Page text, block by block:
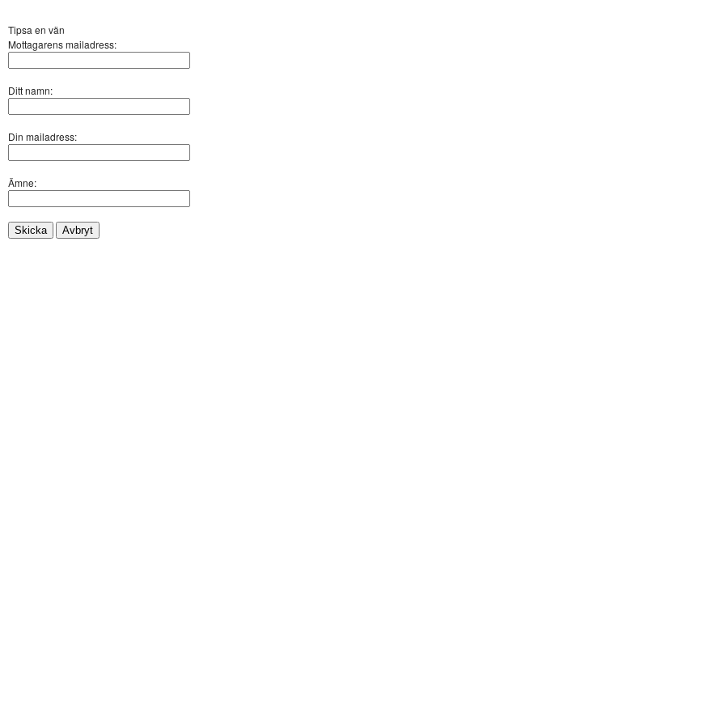
Tipsa en vän
Mottagarens mailadress:
Ditt namn:
Din mailadress:
Ämne:
Skicka Avbryt